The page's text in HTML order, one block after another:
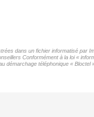
dans un fichier informatisé par
Conformément à la loi «
démarchage téléphonique «